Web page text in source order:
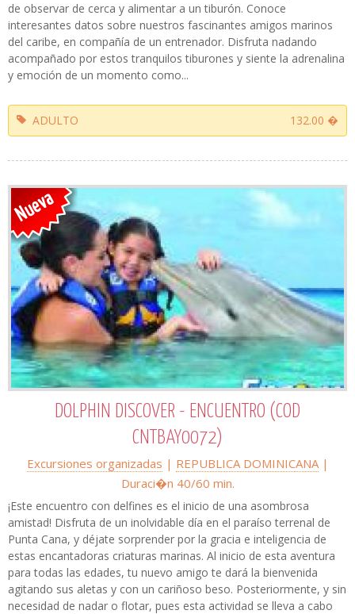
de observar de cerca y alimentar a un tiburón. Conoce
interesantes datos sobre nuestros fascinantes amigos marinos
del caribe, en compañía de un entrenador. Disfruta nadando
acompañado por estos tranquilos tiburones y siente la adrenalina
y emoción de un momento como...
ADULTO 132.00 �
DOLPHIN DISCOVER - ENCUENTRO (COD
CNTBAY0072)
Excursiones organizadas | REPUBLICA DOMINICANA|
Duraci�n 40/60 min.
¡Este encuentro con delfines es el inicio de una asombrosa
amistad! Disfruta de un inolvidable día en el paraíso terrenal de
Punta Cana, y déjate sorprender por la gracia e inteligencia de
estas encantadoras criaturas marinas. Al inicio de esta aventura
para todas las edades, tu nuevo amigo te dará la bienvenida
agitando sus aletas y con un cariñoso beso. Posteriormente, y sin
necesidad de nadar o flotar, pues esta actividad se lleva a cabo